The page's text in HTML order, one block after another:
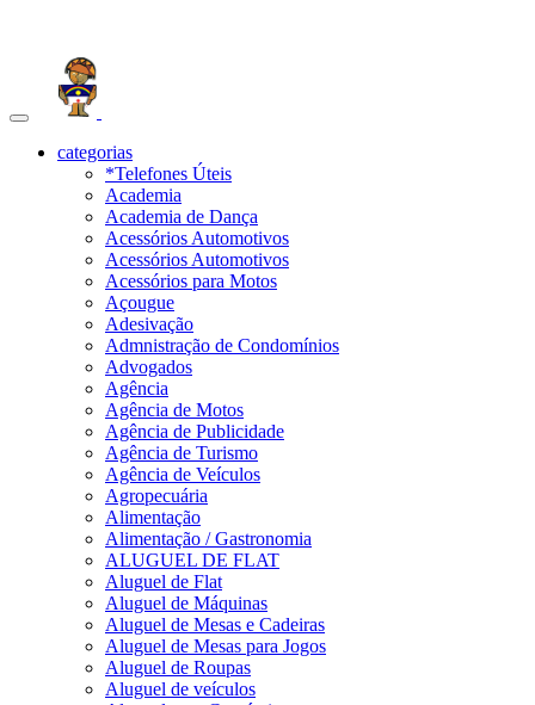
Toggle
navigationcategorias
*Telefones Úteis
Academia
Academia de Dança
Acessórios Automotivos
Acessórios Automotivos
Acessórios para Motos
Açougue
Adesivação
Admnistração de Condomínios
Advogados
Agência
Agência de Motos
Agência de Publicidade
Agência de Turismo
Agência de Veículos
Agropecuária
Alimentação
Alimentação / Gastronomia
ALUGUEL DE FLAT
Aluguel de Flat
Aluguel de Máquinas
Aluguel de Mesas e Cadeiras
Aluguel de Mesas para Jogos
Aluguel de Roupas
Aluguel de veículos